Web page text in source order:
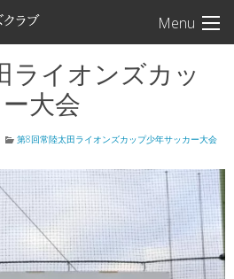
Menu
常陸太田ライオン
ライオンズカッ
大会
第8回常陸太田ライオンズカップ少年サッカー大会